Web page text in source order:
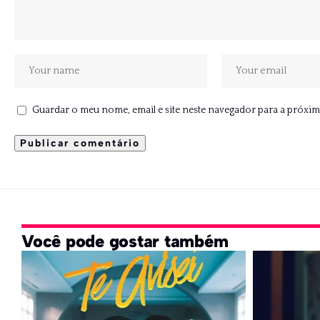
Guardar o meu nome, email e site neste navegador para a
Você pode gostar também